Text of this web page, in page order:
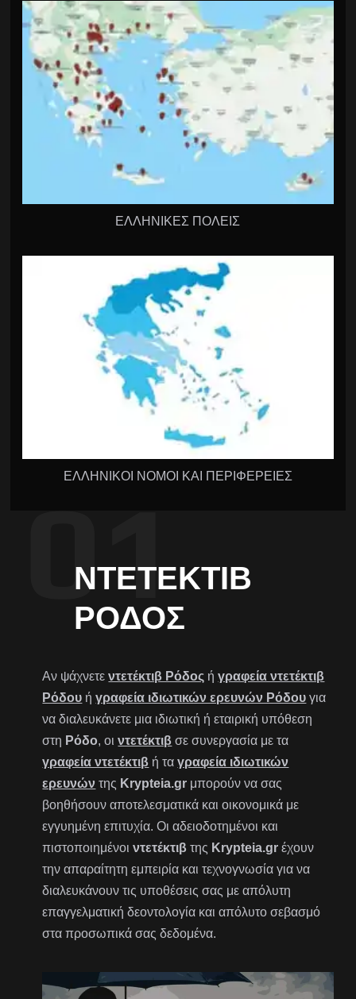
ΕΛΛΗΝΙΚΕΣ ΠΟΛΕΙΣ
ΕΛΛΗΝΙΚΟΙ ΝΟΜΟΙ ΚΑΙ ΠΕΡΙΦΕΡΕΙΕΣ
ΝΤΕΤΈΚΤΙΒ
ΡΌΔΟΣ
Αν ψάχνετεντετέκτιβ Ρόδος ήγραφεία ντετέκτιβ
Ρόδου ήγραφεία ιδιωτικών ερευνών Ρόδου για
να διαλευκάνετε μια ιδιωτική ή εταιρική υπόθεση
στη Ρόδο, οιντετέκτιβ σε συνεργασία με τα
γραφεία ντετέκτιβ ή ταγραφεία ιδιωτικών
ερευνών της Krypteia.gr μπορούν να σας
βοηθήσουν αποτελεσματικά και οικονομικά με
εγγυημένη επιτυχία. Οι αδειοδοτημένοι και
πιστοποιημένοιντετέκτιβ της Krypteia.gr έχουν
την απαραίτητη εμπειρία και τεχνογνωσία για να
διαλευκάνουν τις υποθέσεις σας με απόλυτη
επαγγελματική δεοντολογία και απόλυτο σεβασμό
στα προσωπικά σας δεδομένα.